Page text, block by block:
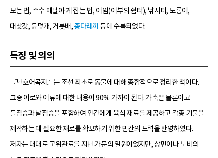
모는 법, 수수 매달아 게 잡는 법, 어암(어부의 쉼터), 낚시터, 도롱이,
대삿갓, 등덮개, 거룻배, 종다래끼 등이 수록되었다.
특징 및 의의
『난호어목지』는 조선 최초로 동물에 대해 종합적으로 정리한 책이다.
그중 어로와 어류에 대한 내용이 90% 가까이 된다. 가축은 물론이고
들짐승과 날짐승을 포함하여 인간에게 육식 재료를 제공하고 각종 기물을
제작하는 데 필요한 재료를 확보하기 위한 민간의 노력을 반영하였다.
저자는 대대로 고위관료를 지낸 가문의 일원이었지만, 상민이나 노비의